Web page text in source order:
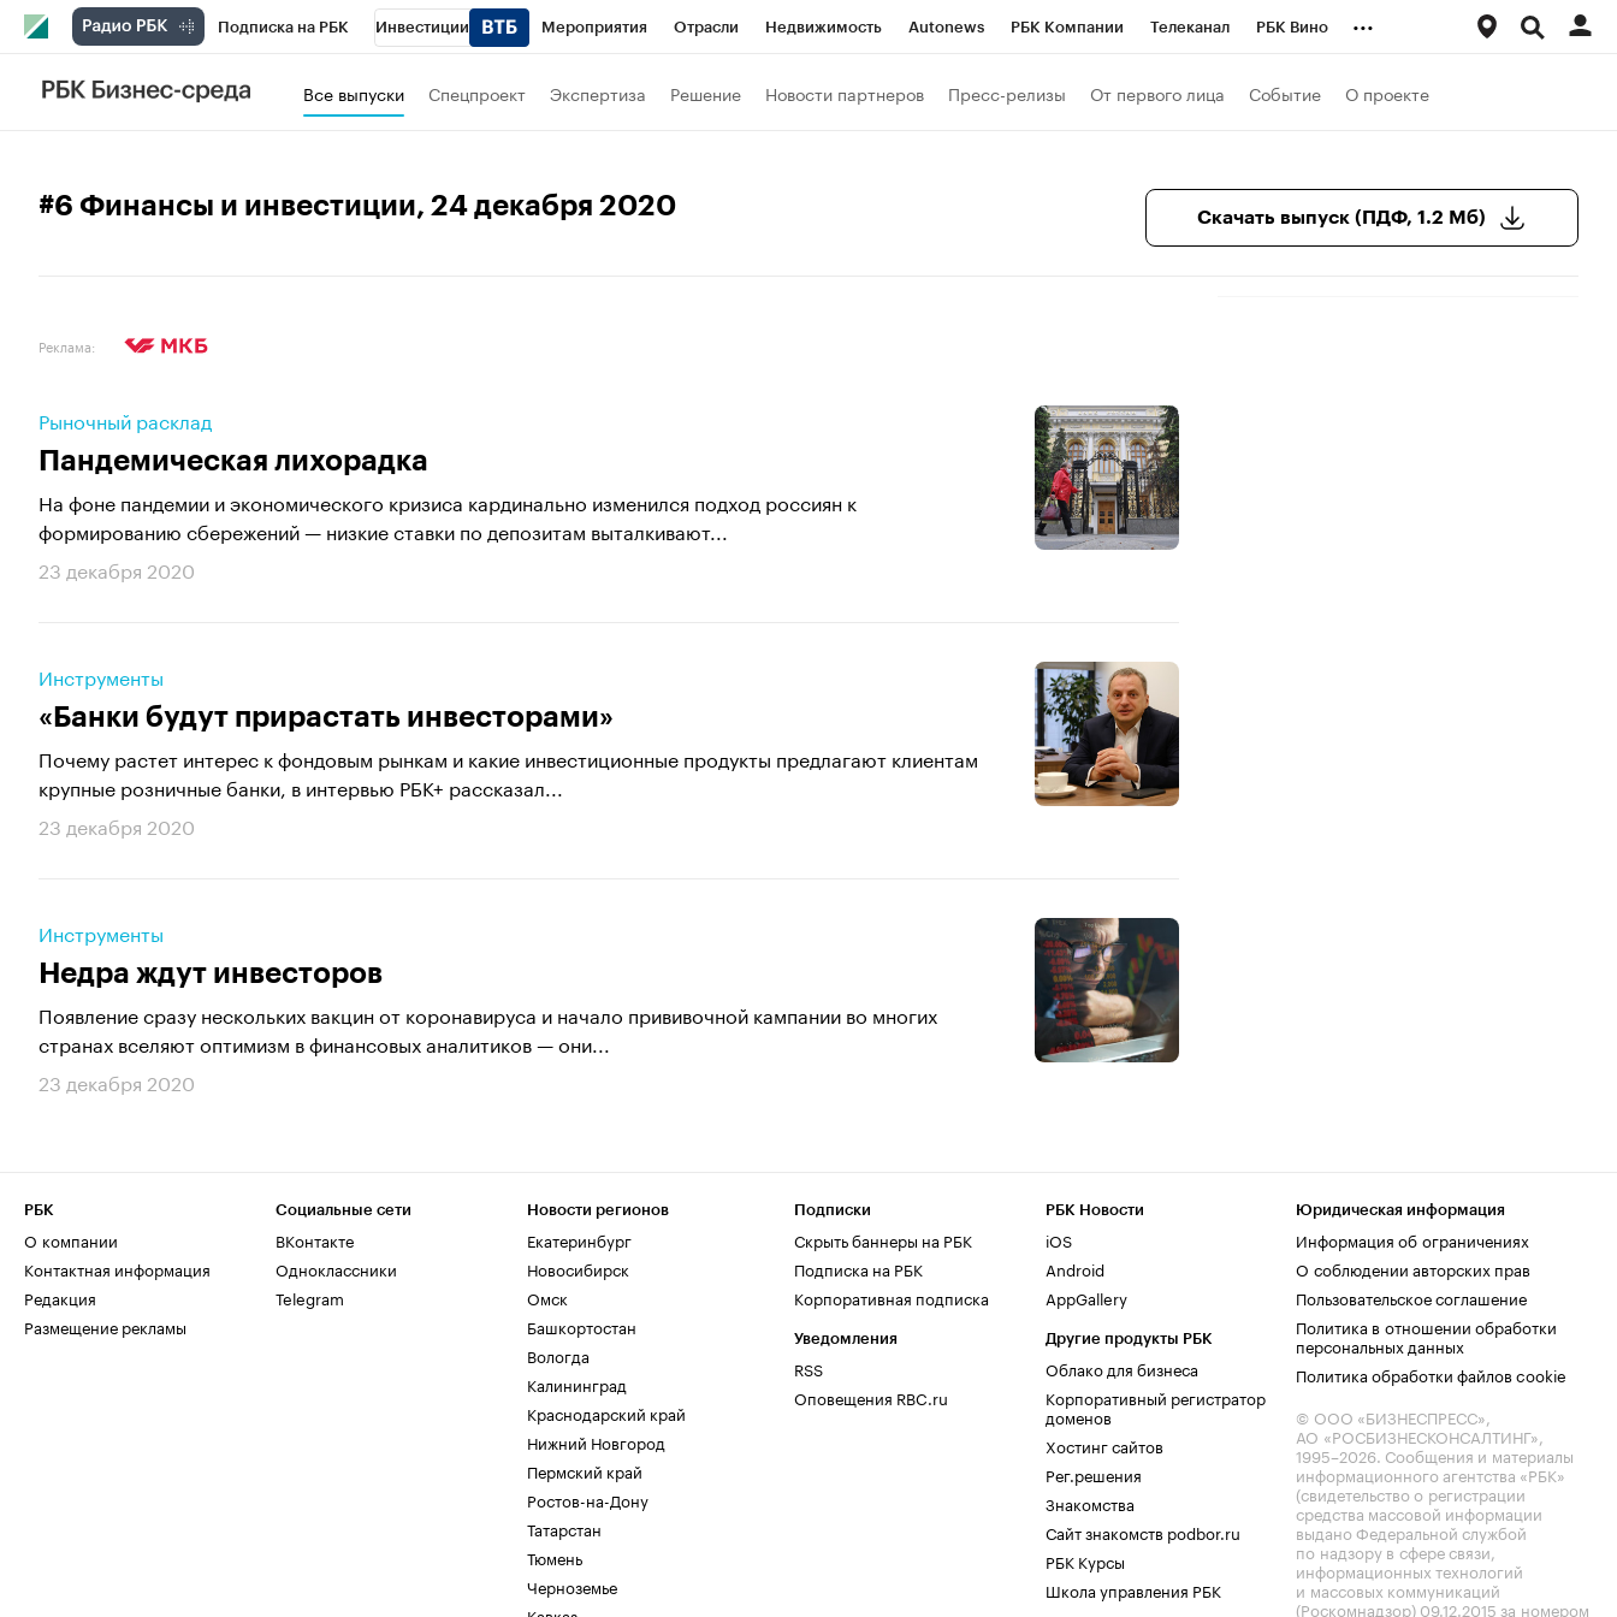
Подписка на РБК Инвестиции Мероприятия Отрасли Недвижимость Autonews РБК Компании Телеканал РБК Вино
Спорт
Бизнес
...
Все выпуски Спецпроект Экспертиза Решение Новости партнеров Пресс-релизы От первого лица Событие О проекте
#6 Финансы и инвестиции, 24 декабря 2020 Скачать выпуск (ПДФ, 1.2 Мб)
Реклама:
Рыночный расклад
Пандемическая лихорадка
На фоне пандемии и экономического кризиса кардинально изменился подход россиян к
формированию сбережений — низкие ставки по депозитам выталкивают...
23 декабря 2020
Инструменты
«Банки будут прирастать инвесторами»
Почему растет интерес к фондовым рынкам и какие инвестиционные продукты предлагают клиентам
крупные розничные банки, в интервью РБК+ рассказал...
23 декабря 2020
Инструменты
Недра ждут инвесторов
Появление сразу нескольких вакцин от коронавируса и начало прививочной кампании во многих
странах вселяют оптимизм в финансовых аналитиков — они...
23 декабря 2020
РБК
О компании
Контактная информация
Редакция
Размещение рекламы
Социальные сети
ВКонтакте
Одноклассники
Telegram
Новости регионов
Екатеринбург
Новосибирск
Омск
Башкортостан
Вологда
Калининград
Краснодарский край
Нижний Новгород
Пермский край
Ростов-на-Дону
Татарстан
Тюмень
Черноземье
Подписки
Скрыть баннеры на РБК
Подписка на РБК
Корпоративная подписка
Уведомления
RSS
Оповещения RBC.ru
РБК Новости
iOS
Android
AppGallery
Другие продукты РБК
Облако для бизнеса
Корпоративный регистратор
доменов
Хостинг сайтов
Рег.решения
Знакомства
Сайт знакомств podbor.ru
РБК Курсы
Школа управления РБК
Юридическая информация
Информация об ограничениях
О соблюдении авторских прав
Пользовательское соглашение
Политика в отношении обработки
персональных данных
Политика обработки файлов cookie
© ООО «БИЗНЕСПРЕСС»,
АО «РОСБИЗНЕСКОНСАЛТИНГ»,
1995–2026. Сообщения и материалы
информационного агентства «РБК»
(свидетельство о регистрации
средства массовой информации
выдано Федеральной службой
по надзору в сфере связи,
информационных технологий
и массовых коммуникаций
(Роскомнадзор) 09.12.2015 за номером